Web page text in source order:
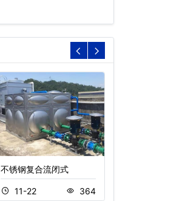
不锈钢复合流闭式
11-22 364